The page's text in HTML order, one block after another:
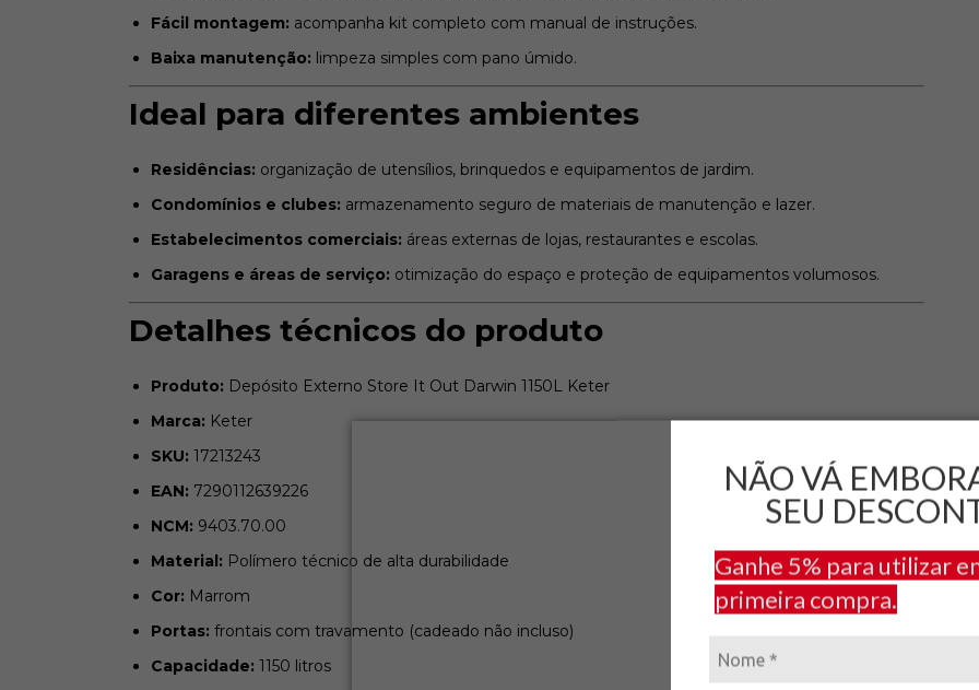
NÃO VÁ
SEU
Ganhe 5% para utilizar
primeira compra.
Fácil montagem: acompanha kit completo com manual de instruções.
Baixa manutenção: limpeza simples com pano úmido.
Ideal para diferentes ambientes
Residências: organização de utensílios, brinquedos e equipamentos de jardim.
Condomínios e clubes: armazenamento seguro de materiais de manutenção e lazer.
Estabelecimentos comerciais: áreas externas de lojas, restaurantes e escolas.
Garagens e áreas de serviço: otimização do espaço e proteção de equipamentos volumosos.
Detalhes técnicos do produto
Produto: Depósito Externo Store It Out Darwin 1150L Keter
Marca: Keter
SKU: 17213243
EAN: 7290112639226
NCM: 9403.70.00
Material: Polímero técnico de alta durabilidade
Cor: Marrom
Portas: frontais com travamento (cadeado não incluso)
Capacidade: 1150 litros